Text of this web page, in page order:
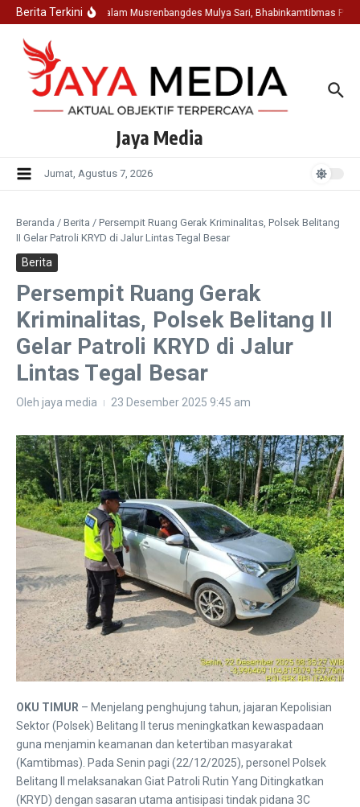
Lewati ke konten
Berita TerkiniHadir Dalam Musrenbangdes Mulya Sari, Bhabinkamtibmas
Jaya Media
Jumat, Agustus 7, 2026
Beranda / Berita / Persempit Ruang Gerak Kriminalitas, Polsek Belitang
II Gelar Patroli KRYD di Jalur Lintas Tegal Besar
Berita
Persempit Ruang Gerak
Kriminalitas, Polsek Belitang II
Gelar Patroli KRYD di Jalur
Lintas Tegal Besar
Oleh jaya media 23 Desember 2025 9:45 am
OKU TIMUR – Menjelang penghujung tahun, jajaran Kepolisian
Sektor (Polsek) Belitang II terus meningkatkan kewaspadaan
guna menjamin keamanan dan ketertiban masyarakat
(Kamtibmas). Pada Senin pagi (22/12/2025), personel Polsek
Belitang II melaksanakan Giat Patroli Rutin Yang Ditingkatkan
(KRYD) dengan sasaran utama antisipasi tindak pidana 3C